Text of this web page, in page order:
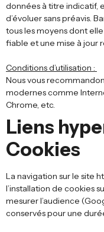
données à titre indicatif,
d’évoluer sans préavis.
tous les moyens dont
fiable et une mise à jour
Conditions d’utilisation :
Nous vous
modernes comme
Chrome, etc.
Liens
Cookies
La navigation sur le site
l’installation de cookies
mesurer l’audience
conservés pour une